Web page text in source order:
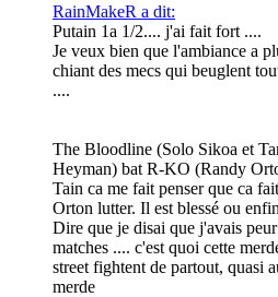
RainMakeR a dit:
Putain 1a 1/2.... j'ai fait fort ....
Je veux bien que l'ambiance a
chiant des mecs qui beuglent
....
The Bloodline (Solo Sikoa et
Heyman) bat R-KO (Randy
Tain ca me fait penser que ca
Orton lutter. Il est blessé ou
Dire que je disai que j'avais
matches .... c'est quoi cette
street fightent de partout, quasi
merde